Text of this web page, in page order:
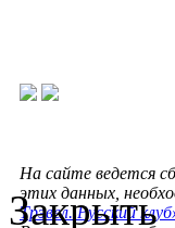
На сайте ведется
этих данных,
Трэвел. Русский
Закрыть